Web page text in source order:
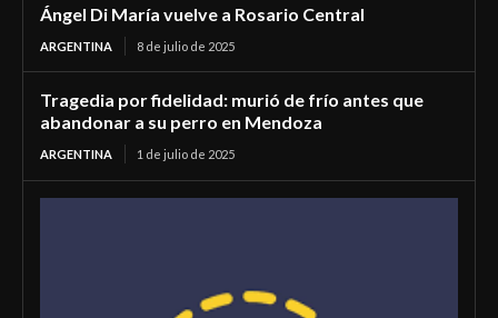
Ángel Di María vuelve a Rosario Central
ARGENTINA 8 de julio de 2025
Tragedia por fidelidad: murió de frío antes que
abandonar a su perro en Mendoza
ARGENTINA 1 de julio de 2025